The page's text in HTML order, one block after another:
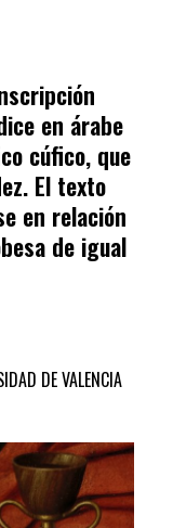
en árabe
cúfico, que
El texto
en relación
de igual
DE VALENCIA